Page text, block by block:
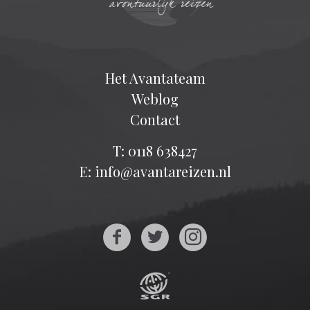
Het Avantateam
Weblog
Contact
T: 0118 638427
E: info@avantareizen.nl